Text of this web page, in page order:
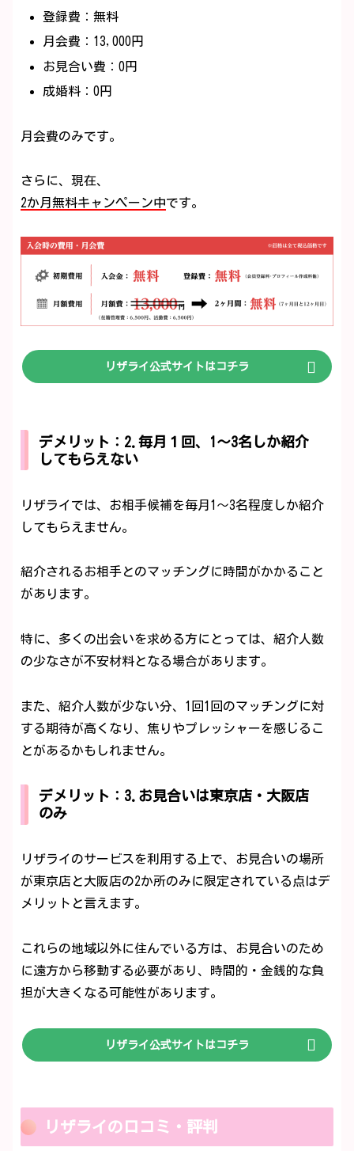
登録費：無料
月会費：13,000円
お見合い費：0円
成婚料：0円
月会費のみです。
さらに、現在、
2か月無料キャンペーン中です。
リザライ公式サイトはコチラ
デメリット：2.毎月１回、1～3名しか紹介
してもらえない
リザライでは、お相手候補を毎月1～3名程度しか紹介
してもらえません。
紹介されるお相手とのマッチングに時間がかかること
があります。
特に、多くの出会いを求める方にとっては、紹介人数
の少なさが不安材料となる場合があります。
また、紹介人数が少ない分、1回1回のマッチングに対
する期待が高くなり、焦りやプレッシャーを感じるこ
とがあるかもしれません。
デメリット：3.お見合いは東京店・大阪店
のみ
リザライのサービスを利用する上で、お見合いの場所
が東京店と大阪店の2か所のみに限定されている点はデ
メリットと言えます。
これらの地域以外に住んでいる方は、お見合いのため
に遠方から移動する必要があり、時間的・金銭的な負
担が大きくなる可能性があります。
リザライ公式サイトはコチラ
リザライの口コミ・評判